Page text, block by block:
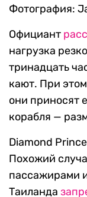
Фотография:
Официант
нагрузка
тринадцать
кают. При
они приносят
корабля —
Diamond
Похожий
пассажирами
Таиланда